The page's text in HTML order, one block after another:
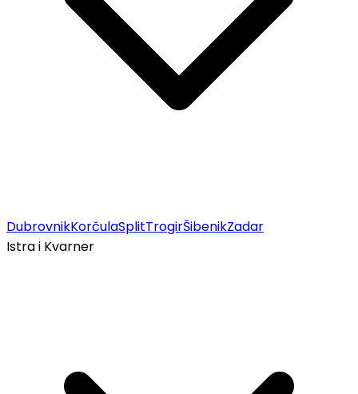
DubrovnikKorčulaSplitTrogirŠibenikZadar
Istra i Kvarner